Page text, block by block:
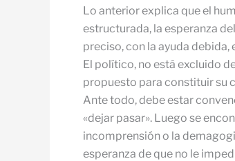
Lo anterior explica que el
estructurada, la esperanza
preciso, con la ayuda
El político, no está excluido
propuesto para constituir su
Ante todo, debe estar
«dejar pasar». Luego se
incomprensión o la
esperanza de que no le